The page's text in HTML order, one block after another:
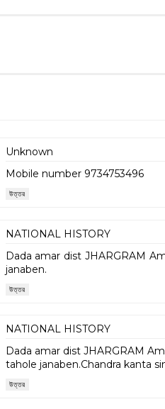
Unknown
Mobile number 9734753496
উত্তর
NATIONAL HISTORY
Dada amar dist JHARGRAM
janaben.
উত্তর
NATIONAL HISTORY
Dada amar dist JHARGRAM
tahole janaben.Chandra kanta
উত্তর